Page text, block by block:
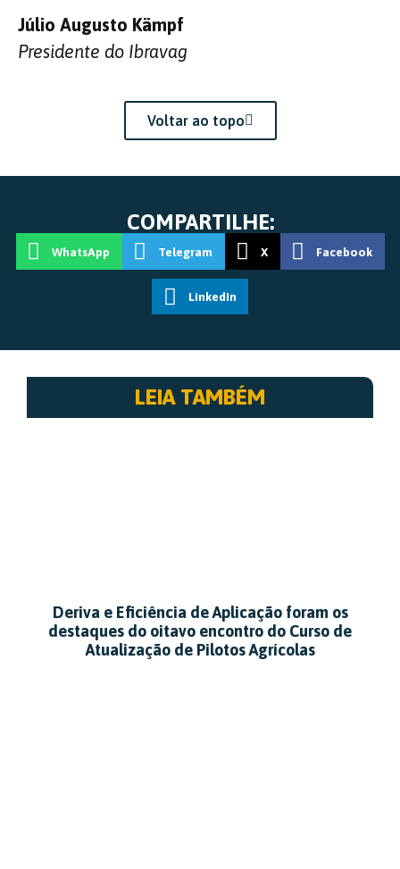
Júlio Augusto Kämpf
Presidente do Ibravag
Voltar ao topo
COMPARTILHE:
WhatsApp Telegram X Facebook
LinkedIn
LEIA TAMBÉM
Deriva e Eficiência de Aplicação foram os
destaques do oitavo encontro do Curso de
Atualização de Pilotos Agrícolas